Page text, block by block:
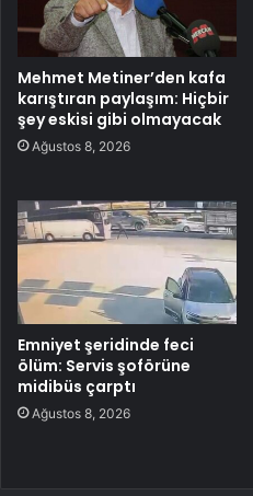
Mehmet Metiner’den kafa
karıştıran paylaşım: Hiçbir
şey eskisi gibi olmayacak
Ağustos 8, 2026
Emniyet şeridinde feci
ölüm: Servis şoförüne
midibüs çarptı
Ağustos 8, 2026